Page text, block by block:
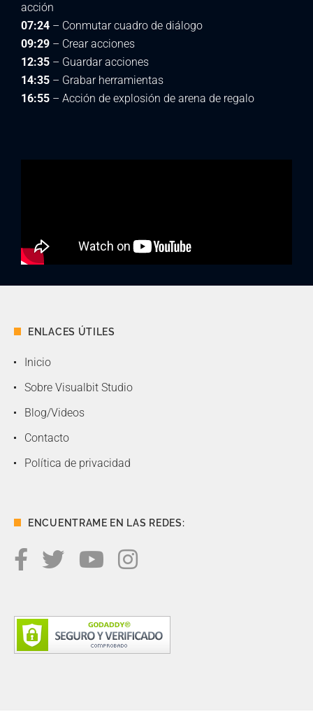
acción
07:24 – Conmutar cuadro de diálogo
09:29 – Crear acciones
12:35 – Guardar acciones
14:35 – Grabar herramientas
16:55 – Acción de explosión de arena de regalo
ENLACES ÚTILES
Inicio
Sobre Visualbit Studio
Blog/Videos
Contacto
Política de privacidad
ENCUENTRAME EN LAS REDES: